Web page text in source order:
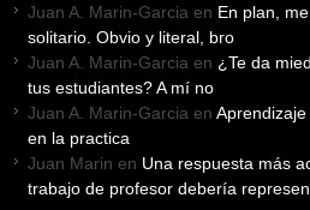
Juan A. Marin-Garcia en En plan,
solitario. Obvio y literal, bro
Juan A. Marin-Garcia en ¿Te da
tus estudiantes? A mí no
Juan A. Marin-Garcia en
en la practica
Juan Marin en Una respuesta más
trabajo de profesor debería